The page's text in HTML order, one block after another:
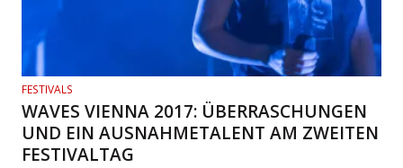
FESTIVALS
WAVES VIENNA 2017: ÜBERRASCHUNGEN
UND EIN AUSNAHMETALENT AM ZWEITEN
FESTIVALTAG